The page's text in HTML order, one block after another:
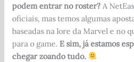
podem entrar no roster?A
oficiais, mas temos algumas
baseadas na lore da Marvel e no
para o game. E sim, já estamos
chegar zoando tudo.